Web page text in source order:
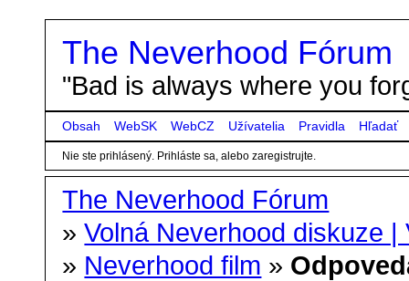
The Neverhood Fórum
"Bad is always where you
Obsah WebSK WebCZ Užívatelia Pravidla Hľadať
Nie ste prihlásený. Prihláste sa, alebo zaregistrujte.
The Neverhood Fórum
»Volná Neverhood diskuze
» Neverhood film »